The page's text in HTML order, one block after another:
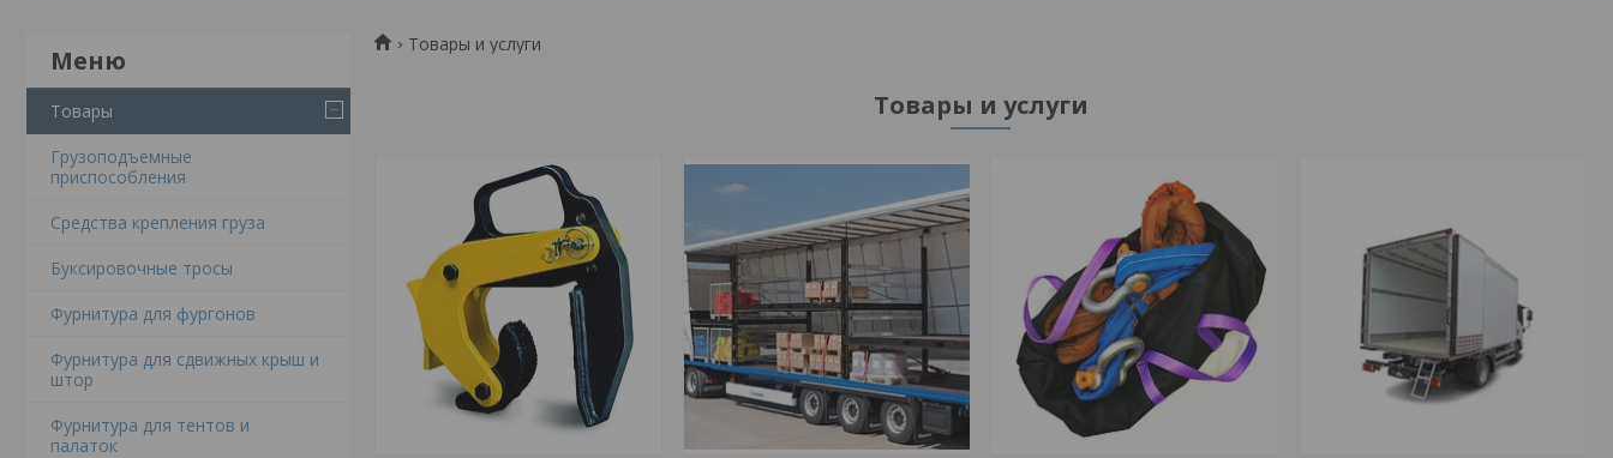
Товары
Грузоподъемные
приспособления
Средства крепления груза
Буксировочные тросы
Фурнитура для фургонов
Фурнитура для сдвижных крыш и
штор
Фурнитура для тентов и
палаток
Товары и услуги
Товары и услуги